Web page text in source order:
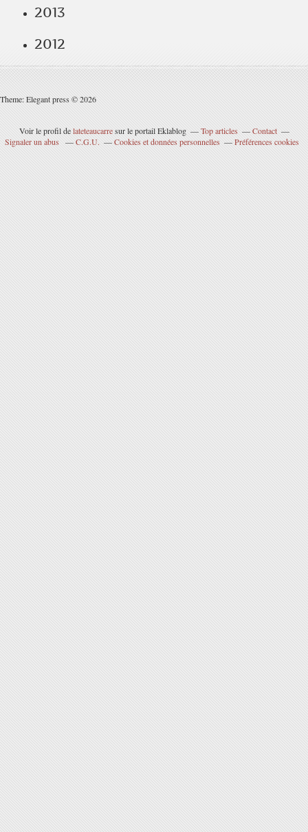
2013
2012
Theme: Elegant press © 2026
Voir le profil delateteaucarresur le portail Eklablog Top articles
Contact
Signaler un abus
C.G.U. Cookies et données personnelles Préférences cookies